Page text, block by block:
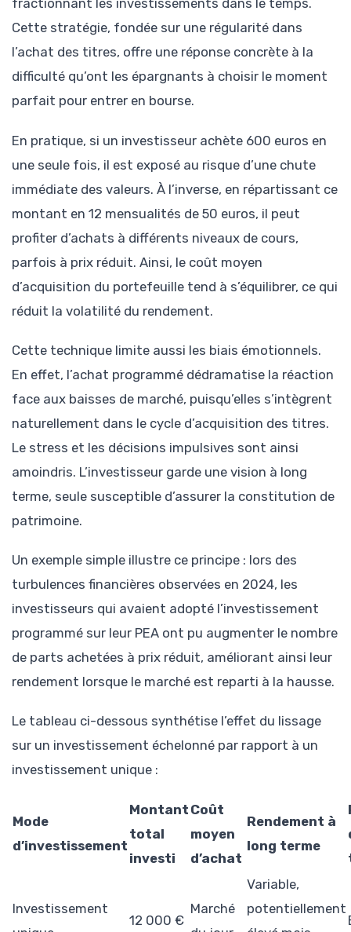
fractionnant les investissements dans le temps.
Cette stratégie, fondée sur une régularité dans
l’achat des titres, offre une réponse concrète à la
difficulté qu’ont les épargnants à choisir le moment
parfait pour entrer en bourse.
En pratique, si un investisseur achète 600 euros en
une seule fois, il est exposé au risque d’une chute
immédiate des valeurs. À l’inverse, en répartissant ce
montant en 12 mensualités de 50 euros, il peut
profiter d’achats à différents niveaux de cours,
parfois à prix réduit. Ainsi, le coût moyen
d’acquisition du portefeuille tend à s’équilibrer, ce qui
réduit la volatilité du rendement.
Cette technique limite aussi les biais émotionnels.
En effet, l’achat programmé dédramatise la réaction
face aux baisses de marché, puisqu’elles s’intègrent
naturellement dans le cycle d’acquisition des titres.
Le stress et les décisions impulsives sont ainsi
amoindris. L’investisseur garde une vision à long
terme, seule susceptible d’assurer la constitution de
patrimoine.
Un exemple simple illustre ce principe : lors des
turbulences financières observées en 2024, les
investisseurs qui avaient adopté l’investissement
programmé sur leur PEA ont pu augmenter le nombre
de parts achetées à prix réduit, améliorant ainsi leur
rendement lorsque le marché est reparti à la hausse.
Le tableau ci-dessous synthétise l’effet du lissage
sur un investissement échelonné par rapport à un
investissement unique :
Mode
d’investissement
Montant
total
investi
Coût
moyen
d’achat
Rendement à
long terme
Investissement
12 000 €
Marché
Variable,
potentiellement